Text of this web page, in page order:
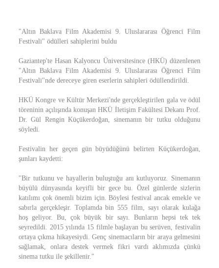
"Altın Baklava Film Akademisi 9. Uluslararası Öğrenci Film
Festivali" ödülleri sahiplerini buldu
Gaziantep'te Hasan Kalyoncu Üniversitesince (HKÜ) düzenlenen
"Altın Baklava Film Akademisi 9. Uluslararası Öğrenci Film
Festivali"nde dereceye giren eserlerin sahipleri ödüllendirildi.
HKÜ Kongre ve Kültür Merkezi'nde gerçekleştirilen gala ve ödül
töreninin açılışında konuşan HKÜ İletişim Fakültesi Dekanı Prof.
Dr. Gül Rengin Küçükerdoğan, sinemanın bir tutku olduğunu
söyledi.
Festivalin her geçen gün büyüdüğünü belirten Küçükerdoğan,
şunları kaydetti:
"Bir tutkunu ve hayallerin buluştuğu anı kutluyoruz. Sinemanın
büyülü dünyasında keyifli bir gece bu. Özel günlerde sizlerin
katılımı çok önemli bizim için. Böylesi festival ancak emekle ve
sabırla gerçekleşir. Toplamda bin 555 film, sayı olarak kulağa
hoş geliyor. Bu, çok büyük bir sayı. Bunların hepsi tek tek
seyredildi. 2015 yılında 15 filmle başlayan bu serüven, festivalin
ortaya çıkma hikayesiydi. Genç sinemacıların bir araya gelmesini
sağlamak, onlara destek vermek fikri vardı aklımızda çünkü
sinema tutku ile şekillenir."